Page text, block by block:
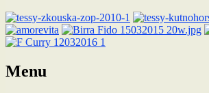
2019
Menu